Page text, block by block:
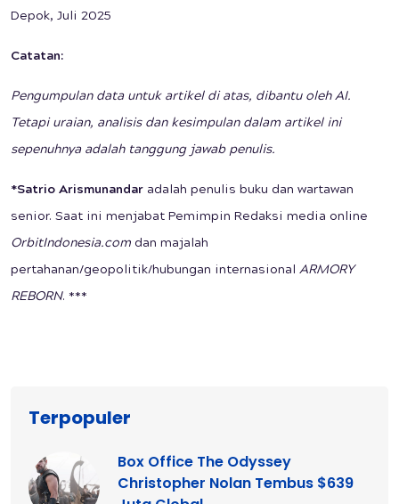
Depok, Juli 2025
Catatan:
Pengumpulan data untuk artikel di atas, dibantu oleh AI.
Tetapi uraian, analisis dan kesimpulan dalam artikel ini
sepenuhnya adalah tanggung jawab penulis.
*Satrio Arismunandar adalah penulis buku dan wartawan
senior. Saat ini menjabat Pemimpin Redaksi media online
OrbitIndonesia.com dan majalah
pertahanan/geopolitik/hubungan internasional ARMORY
REBORN. ***
Terpopuler
Box Office The Odyssey
Christopher Nolan Tembus $639